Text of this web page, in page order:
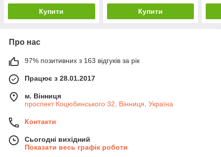
Купити Купити
Про нас
97% позитивних з 163 відгуків за рік
Працює з 28.01.2017
м. Вінниця
проспект Коцюбинського 32, Вінниця, Україна
Контакти
Сьогодні вихідний
Показати весь графік роботи